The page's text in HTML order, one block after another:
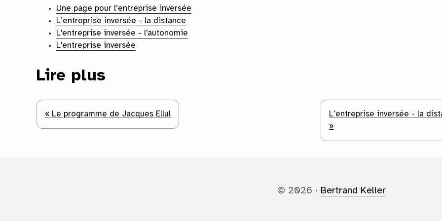
Une page pour l’entreprise inversée
L’entreprise inversée - la distance
L'entreprise inversée - l'autonomie
L'entreprise inversée
Lire plus
« Le programme de Jacques Ellul
L’entreprise inversée - la
»
© 2026 · Bertrand Keller